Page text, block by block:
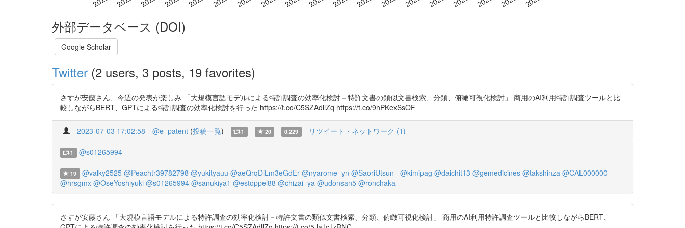
外部データベース (DOI)
Google Scholar
Twitter (2 users, 3 posts, 19 favorites)
さすが安藤さん、今週の発表が楽しみ 「大規模言語モデルによる特許調査の効率化検討－特許文書の類似文書検索、分類、俯瞰可視化検討」 商用のAI利用特許調査ツールと比
較しながらBERT、GPTによる特許調査の効率化検討を行った https://t.co/C5SZAdllZq https://t.co/9hPKexSsOF
2023-07-03 17:02:58 @e_patent (投稿一覧) 1 20 0.229 リツイート・ネットワーク (1)
1 @s01265994
19 @valky2525 @Peachtr39782798 @yukityauu @aeQrqDlLm3eGdEr @nyarome_yn @SaoriUtsun_ @kimipag @daichit13 @gemedicines @takshinza @CAL000000
@hrsgmx @OseYoshiyuki @s01265994 @sanukiya1 @estoppel88 @chizai_ya @udonsan5 @ronchaka
さすが安藤さん 「大規模言語モデルによる特許調査の効率化検討－特許文書の類似文書検索、分類、俯瞰可視化検討」 商用のAI利用特許調査ツールと比較しながらBERT、